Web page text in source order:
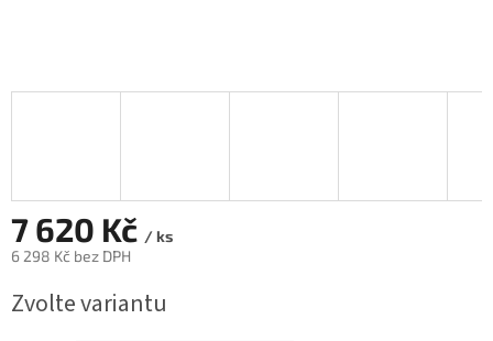
7 620 Kč / ks
6 298 Kč bez DPH
cena:
Zvolte variantu